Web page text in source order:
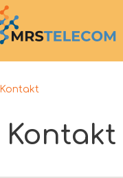
Kontakt
Kontakt